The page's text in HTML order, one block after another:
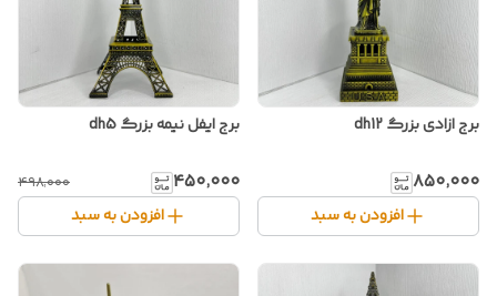
برج ازادی بزرگ dh12
۸۵۰٬۰۰۰
افزودن به سبد
برج ایفل نیمه بزرگ dh5
۴۵۰٬۰۰۰ ۴۹۸٬۰۰۰
افزودن به سبد